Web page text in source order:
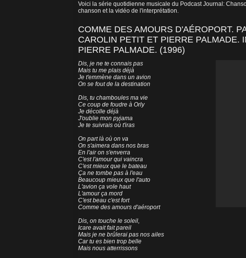
Voici la série quotidienne musicale du Podcast Journal:
chanson et la vidéo de l'interprétation.
COMME DES AMOURS D'AÉROPORT.
CAROLIN PETIT ET PIERRE PALMADE.
PIERRE PALMADE. (1996)
Dis, je ne te connais pas
Mais tu me plais déjà
Je t'emmène dans un avion
On se fout de la destination
Dis, tu chamboules ma vie
Ce coup de foudre à Orly
Je décolle déjà
J'oublie mon pyjama
Je te suivrais où t'iras
On part là où on va
On s'aimera dans nos bras
En l'air on s'enverra
C'est l'amour qui vaincra
C'est mieux que le bateau
Ça ne tombe pas à l'eau
Beaucoup mieux que l'auto
L'avion ça vole haut
L'amour ça mord
C'est beau c'est fort
Comme des amours d'aéroport
Dis, on touche le soleil,
Icare avait fait pareil
Mais je ne brûlerai pas nos ailes
Car tu es bien trop belle
Mais nous atterrissons